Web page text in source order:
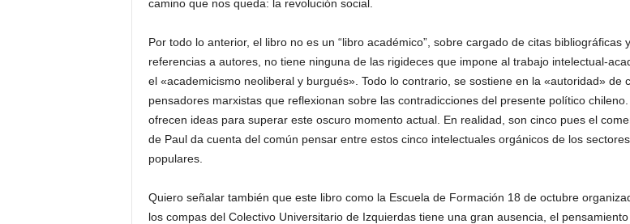
camino que nos queda: la revolución social.
Por todo lo anterior, el libro no es un “libro académico”, sobre cargado de citas bibliográficas
referencias a autores, no tiene ninguna de las rigideces que impone al trabajo intelectual-
el «academicismo neoliberal y burgués». Todo lo contrario, se sostiene en la «autoridad» de
pensadores marxistas que reflexionan sobre las contradicciones del presente político chileno.
ofrecen ideas para superar este oscuro momento actual. En realidad, son cinco pues el
de Paul da cuenta del común pensar entre estos cinco intelectuales orgánicos de los sectores
populares.
Quiero señalar también que este libro como la Escuela de Formación 18 de octubre
los compas del Colectivo Universitario de Izquierdas tiene una gran ausencia, el pensamiento